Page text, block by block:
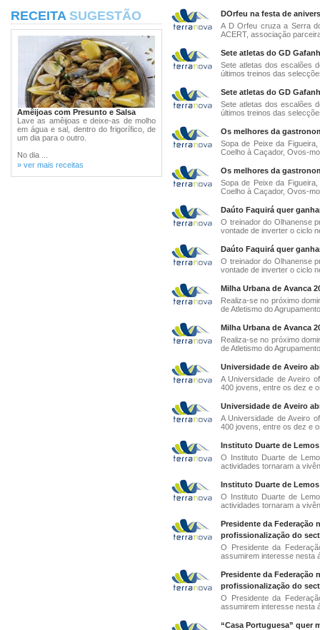
RECEITA SUGESTÃO
Amêijoas com Presunto e Salsa
Lave as amêijoas e deixe-as de molho
em água e sal, dentro do frigorífico, de
um dia para o outro.
No dia ...
» ver mais receitas
DOrfeu na festa de
A D Orfeu cruza a Serra
ACERT, associação
Sete atletas do GD
Sete atletas dos escalões
últimos treinos das
Sete atletas do GD
Sete atletas dos escalões
últimos treinos das
Os melhores da
Sopa de Peixe da
Coelho à Caçador, Ovos-
Os melhores da
Sopa de Peixe da
Coelho à Caçador, Ovos-
Daúto Faquirá quer
O treinador do Olhanense
vontade de inverter o ciclo
Daúto Faquirá quer
O treinador do Olhanense
vontade de inverter o ciclo
Milha Urbana de Avanca
Realiza-se no próximo
de Atletismo do
Milha Urbana de Avanca
Realiza-se no próximo
de Atletismo do
Universidade de Aveiro
A Universidade de Aveiro
400 jovens, entre os dez e
Universidade de Aveiro
A Universidade de Aveiro
400 jovens, entre os dez e
Instituto Duarte de
O Instituto Duarte de
actividades tornaram a
Instituto Duarte de
O Instituto Duarte de
actividades tornaram a
Presidente da Federação
profissionalização do
O Presidente da
assumirem interesse nesta
Presidente da Federação
profissionalização do
O Presidente da
assumirem interesse nesta
“Casa Portuguesa” quer